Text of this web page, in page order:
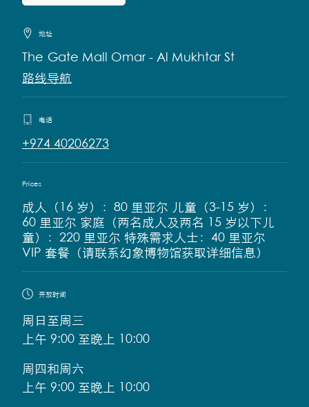
地址
The Gate Mall Omar - Al Mukhtar St
路线导航
电话
+974 40206273
Prices
成人（16 岁）：80 里亚尔 儿童（3-15 岁）：
60 里亚尔 家庭（两名成人及两名 15 岁以下儿
童）：220 里亚尔 特殊需求人士：40 里亚尔
VIP 套餐（请联系幻象博物馆获取详细信息）
开放时间
周日至周三
上午 9:00 至晚上 10:00
周四和周六
上午 9:00 至晚上 10:00